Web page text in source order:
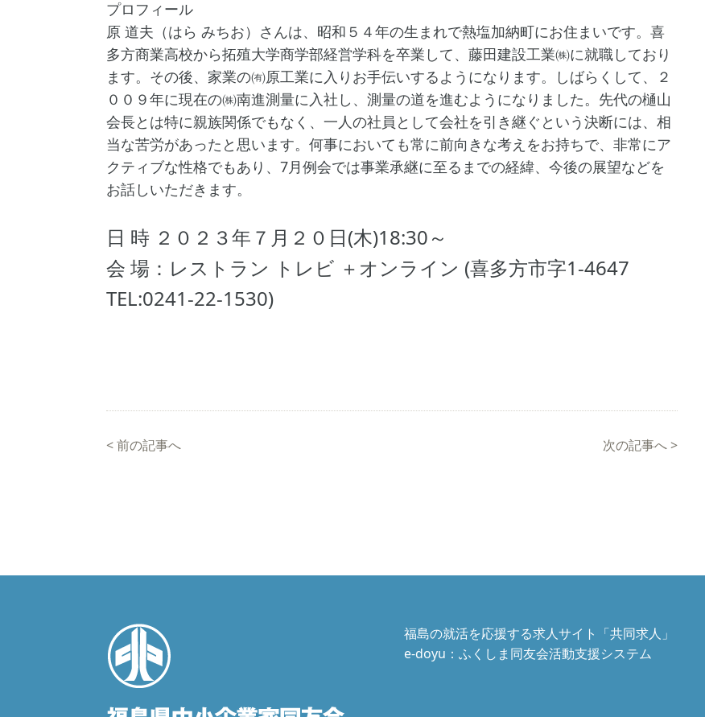
プロフィール
原 道夫（はら みちお）さんは、昭和５４年の生まれで熱塩加納町にお住まいです。喜
多方商業高校から拓殖大学商学部経営学科を卒業して、藤田建設工業㈱に就職しており
ます。その後、家業の㈲原工業に入りお手伝いするようになります。しばらくして、２
００９年に現在の㈱南進測量に入社し、測量の道を進むようになりました。先代の樋山
会長とは特に親族関係でもなく、一人の社員として会社を引き継ぐという決断には、相
当な苦労があったと思います。何事においても常に前向きな考えをお持ちで、非常にア
クティブな性格でもあり、7月例会では事業承継に至るまでの経緯、今後の展望などを
お話しいただきます。
日 時 ２０２３年７月２０日(木)18:30～
会 場：レストラン トレビ ＋オンライン (喜多方市字1-4647
TEL:0241-22-1530)
<前の記事へ 次の記事へ>
福島の就活を応援する求人サイト「共同求人」
e-doyu：ふくしま同友会活動支援システム